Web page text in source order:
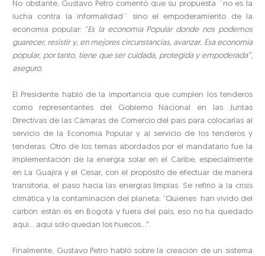
No obstante, Gustavo Petro comentó que su propuesta ¨no es la
lucha contra la informalidad¨ sino el empoderamiento de la
economía popular: “Es la economía Popular donde nos podemos
guarecer, resistir y, en mejores circunstancias, avanzar. Esa economía
popular, por tanto, tiene que ser cuidada, protegida y empoderada”,
aseguró.
El Presidente habló de la importancia que cumplen los tenderos
como representantes del Gobierno Nacional en las Juntas
Directivas de las Cámaras de Comercio del país para colocarlas al
servicio de la Economía Popular y al servicio de los tenderos y
tenderas. Otro de los temas abordados por el mandatario fue la
implementación de la energía solar en el Caribe, especialmente
en La Guajira y el Cesar, con el propósito de efectuar de manera
transitoria, el paso hacia las energías limpias. Se refirió a la crisis
climática y la contaminación del planeta: “Quienes han vivido del
carbón están es en Bogotá y fuera del país, eso no ha quedado
aquí… aquí solo quedan los huecos…”.
Finalmente, Gustavo Petro habló sobre la creación de un sistema